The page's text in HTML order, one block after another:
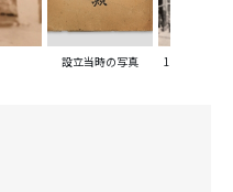
設立当時の写真 1955年 当時